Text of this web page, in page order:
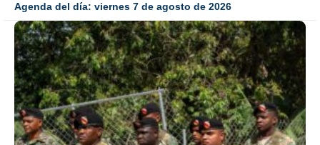
Agenda del día: viernes 7 de agosto de 2026